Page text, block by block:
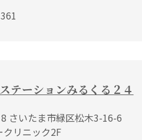
テーションみるくる２４
さいたま市緑区松木3-16-6
リニック2F